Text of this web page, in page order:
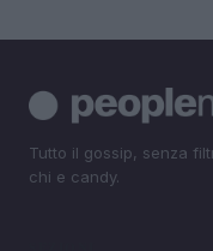
Tutto il gossip, senza
chi e candy.